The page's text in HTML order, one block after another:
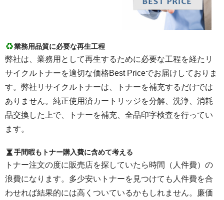
業務用品質に必要な再生工程
弊社は、業務用として再生するために必要な工程を経たリ
サイクルトナーを適切な価格Best Priceでお届けしておりま
す。弊社リサイクルトナーは、トナーを補充するだけでは
ありません。純正使用済カートリッジを分解、洗浄、消耗
品交換した上で、トナーを補充、全品印字検査を行ってい
ます。
手間暇もトナー購入費に含めて考える
トナー注文の度に販売店を探していたら時間（人件費）の
浪費になります。多少安いトナーを見つけても人件費を合
わせれば結果的には高くついているかもしれません。廉価